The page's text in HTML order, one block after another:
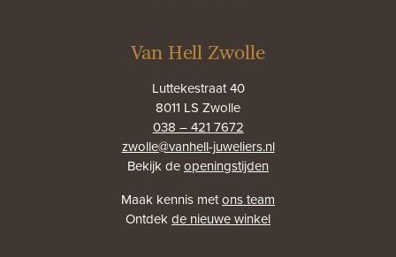
Van Hell Zwolle
Luttekestraat 40
8011 LS Zwolle
038 – 421 7672
zwolle@vanhell-juweliers.nl
Bekijk deopeningstijden
Maak kennis metons team
Ontdekde nieuwe winkel